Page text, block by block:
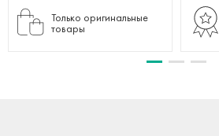
Только оригинальные
товары